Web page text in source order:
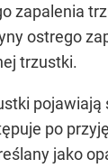
zapalenia
ostrego
trzustki.
po
jako